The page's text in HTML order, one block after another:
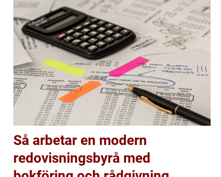
Så arbetar en modern
redovisningsbyrå med